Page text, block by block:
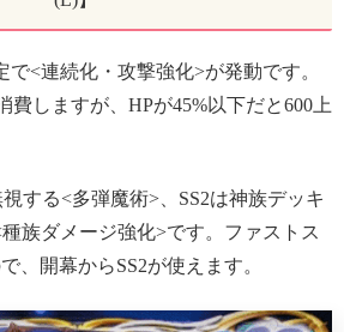
<連続化・攻撃強化>が発動です。
費しますが、HPが45%以下だと600上
する<多弾魔術>、SS2は神族デッキ
族ダメージ強化>です。ファストス
、開幕からSS2が使えます。